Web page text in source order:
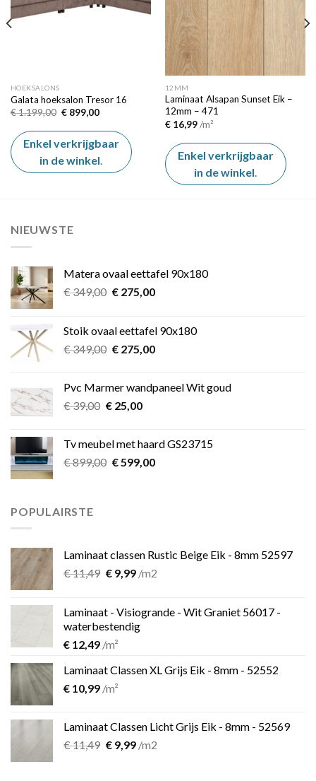
HOEKSALONS
Galata hoeksalon Tresor 16
€1.199,00 Oorspronkelijke
was:
€ 1.199,00.
€899,00Huidige
is:
€ 899,00.
Enkel verkrijgbaar
in de winkel.
12MM
Laminaat Alsapan Sunset Eik –
12mm – 471
€16,99/m²
Enkel verkrijgbaar
in de winkel
NIEUWSTE
Matera ovaal eettafel 90x180
€349,00 Oorspronkelijke
€ 349,00.
€275,00Huidige
€ 275,00.
Stoik ovaal eettafel 90x180
€349,00 Oorspronkelijke
€ 349,00.
€275,00Huidige
€ 275,00.
Pvc Marmer wandpaneel Wit goud
€39,00 Oorspronkelijke
€ 39,00.
€25,00Huidige
€ 25,00.
Tv meubel met haard GS23715
€899,00 Oorspronkelijke
€599,00Huidige
POPULAIRSTE
Laminaat classen Rustic Beige Eik - 8mm 52597
€11,49 Oorspronkelijke
€ 11,49.
€9,99Huidige
€ 9,99.
/m2
Laminaat - Visiogrande - Wit Graniet 56017 -
waterbestendig
€ 12,49 /m²
Laminaat Classen XL Grijs Eik - 8mm - 52552
€ 10,99 /m²
Laminaat Classen Licht Grijs Eik - 8mm - 52569
€11,49 Oorspronkelijke
€9,99Huidige
/m2